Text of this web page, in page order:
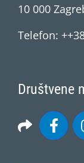
10 000
Telefon:
Društvene